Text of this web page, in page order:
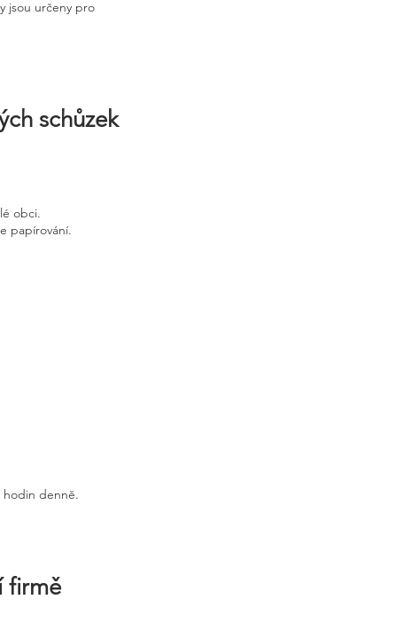
jsou určeny pro
schůzek
obci.
papírování.
hodin denně.
firmě